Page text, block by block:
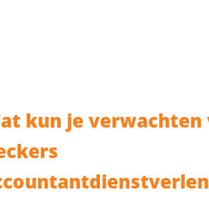
kun je verwachten